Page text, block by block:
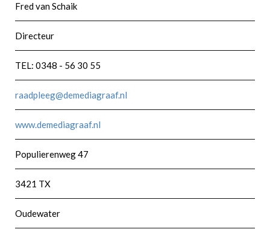
Fred van Schaik
Directeur
TEL: 0348 - 56 30 55
raadpleeg@demediagraaf.nl
www.demediagraaf.nl
Populierenweg 47
3421 TX
Oudewater